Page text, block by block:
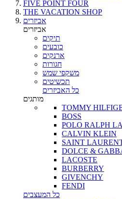
FIVE POINT FOUR
THE VACATION SHOP
אביזרים
אביזרים
תיקים
כובעים
ארנקים
חגורות
משקפי שמש
תכשיטים
כל האביזרים
מותגים
TOMMY
BOSS
POLO RALPH
CALVIN KLEIN
SAINT
DOLCE &
LACOSTE
BURBERRY
GIVENCHY
FENDI
כל המעצבים